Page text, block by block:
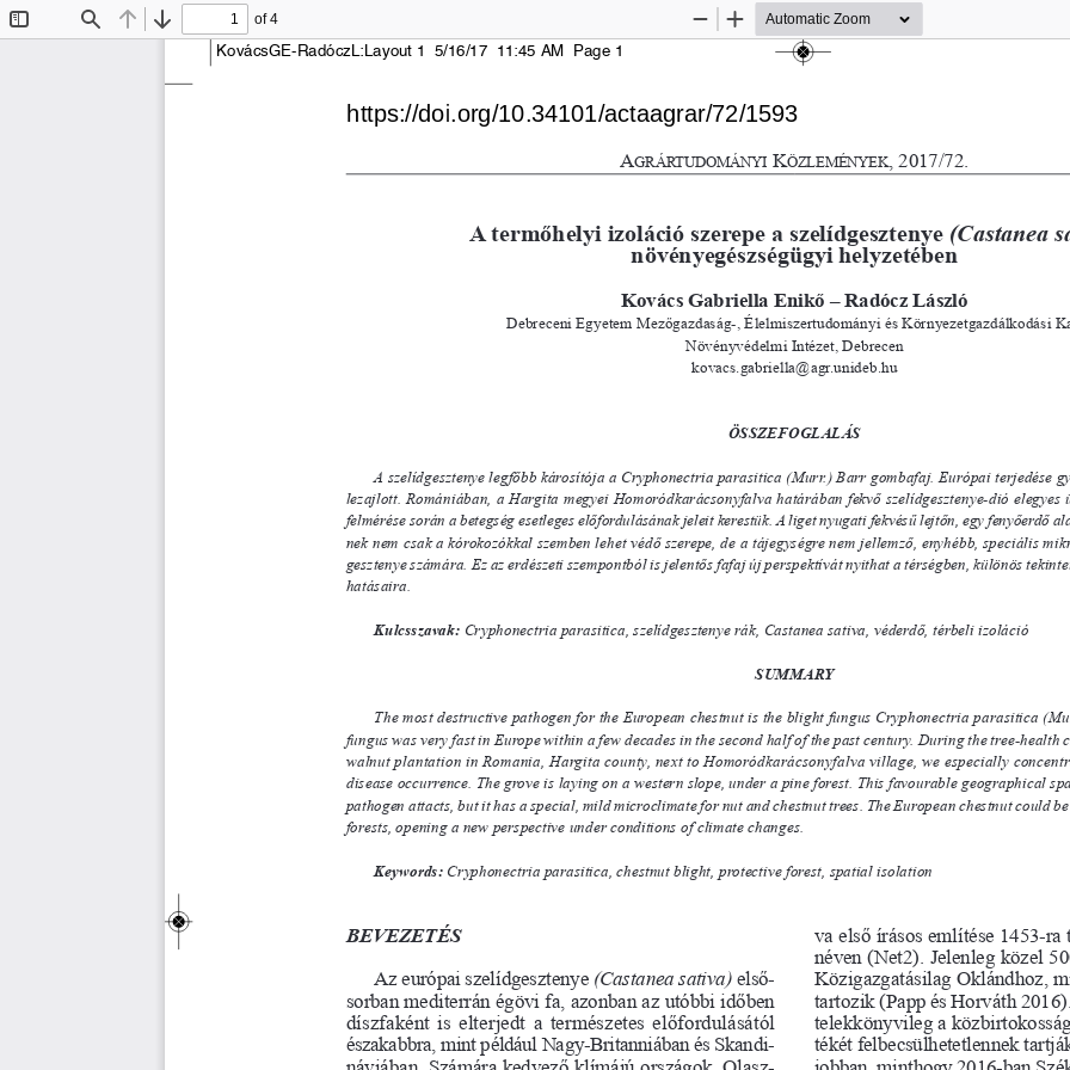
Find Previous
Next
of 4
Zoom
Zoom
AgRáRTuDOMáNyI KöZLEMÉNyEK , 2017/72.
A termőhelyi izoláció szerepe a szelídgesztenye (Castanea
növényegészségügyi helyzetében
Kovács Gabriella Enikő – Radócz László
Debreceni Egyetem Mezőgazdaság-, Élelmiszertudományi és Környezetgazdálkodási
Növényvédelmi Intézet, Debrecen
kovacs.gabriella@agr.unideb.hu
ÖSSZEFOGLALÁS
A szelídgesztenye legfőbb károsítója a Cryphonectria parasitica (Murr.) Barr gombafaj. Európai terjedése
lezajlott. Romániában, a Hargita megyei Homoródkarácsonyfalva határában fekvő szelídgesztenye-dió elegyes
felmérése során a betegség esetleges előfordulásának jeleit kerestük. A liget nyugati fekvésű lejtőn, egy fenyőerdő alatt
nek nem csak a kórokozókkal szemben lehet védő szerepe, de a tájegységre nem jellemző, enyhébb, speciális
gesztenye számára. Ez az erdészeti szempontból is jelentős fafaj új perspektívát nyithat a térségben, különös
hatásaira.
Kulcsszavak: Cryphonectria parasitica, szelídgesztenye rák, Castanea sativa, véderdő, térbeli izoláció
SUMMARY
The most destructive pathogen for the European chestnut is the blight fungus Cryphonectria parasitica
fungus was very fast in Europe within a few decades in the second half of the past century. During the tree-health
walnut plantation in Romania, Hargita county, next to Homoródkarácsonyfalva village, we especially
disease occurrence. The grove is laying on a western slope, under a pine forest. This favourable geographical
pathogen attacts, but it has a special, mild microclimate for nut and chestnut trees. The European chestnut could be a
forests, opening a new perspective under conditions of climate changes.
Keywords: Cryphonectria parasitica, chestnut blight, protective forest, spatial isolation
BEVEZETÉS
Az európai szelídgesztenye (Castanea sativa) első -
sorban mediterrán égövi fa, azonban az utóbbi időben
díszfaként is elterjedt a természetes előfordulásától
észa kabbra, mint például Nagy-Britanniában és Ska
ndi -
náviában. Számára kedvező klímájú országok, Olasz -
va első írásos említése 1453-
néven (Net2). Jelenleg közel
Közigazgatásilag Oklándhoz,
tar tozik (Papp és Horváth
telek köny vi leg a
té  két felbe csül hetetlennek t
jobban, minthogy 2016-ban
KovácsGE-RadóczL:Layout 1  5/16/17  11:45 AM  Page 1